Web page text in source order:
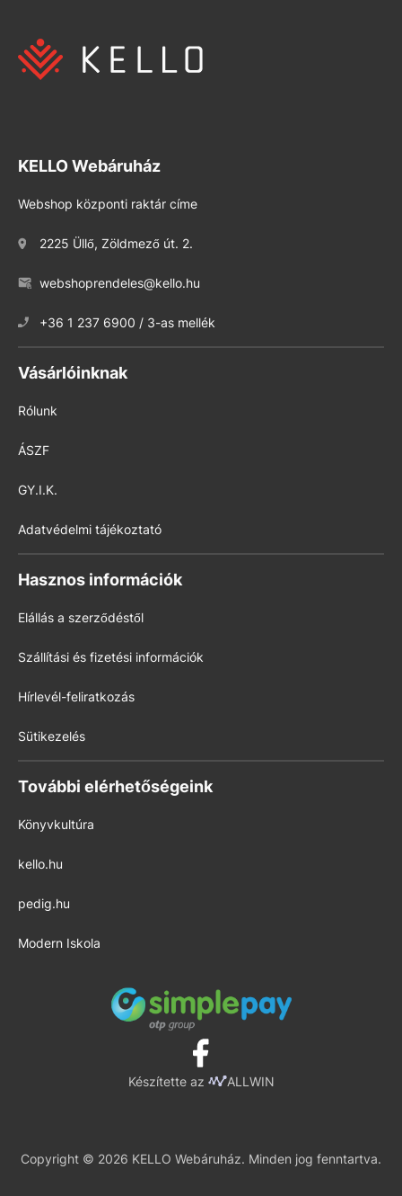
KELLO Webáruház
Webshop központi raktár címe
2225 Üllő, Zöldmező út. 2.
webshoprendeles@kello.hu
+36 1 237 6900 / 3-as mellék
Vásárlóinknak
Rólunk
ÁSZF
GY.I.K.
Adatvédelmi tájékoztató
Hasznos információk
Elállás a szerződéstől
Szállítási és fizetési információk
Hírlevél-feliratkozás
Sütikezelés
További elérhetőségeink
Könyvkultúra
kello.hu
pedig.hu
Modern Iskola
Készítette az ALLWIN
Copyright © 2026 KELLO Webáruház. Minden jog fenntartva.